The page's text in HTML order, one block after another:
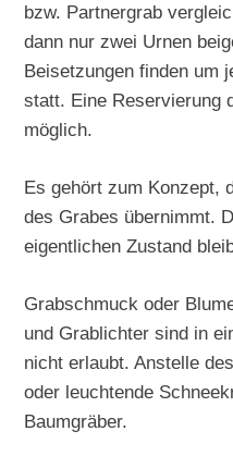
bzw. Partnergrab
dann nur zwei Urnen
Beisetzungen finden um
statt. Eine Reservierung
möglich.
Es gehört zum Konzept,
des Grabes übernimmt.
eigentlichen Zustand
Grabschmuck oder
und Grablichter sind in
nicht erlaubt. Anstelle
oder leuchtende
Baumgräber.